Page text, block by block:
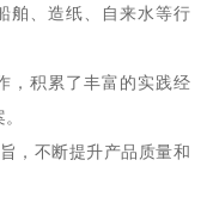
舶、造纸、自来水等行
，积累了丰富的实践经
，不断提升产品质量和